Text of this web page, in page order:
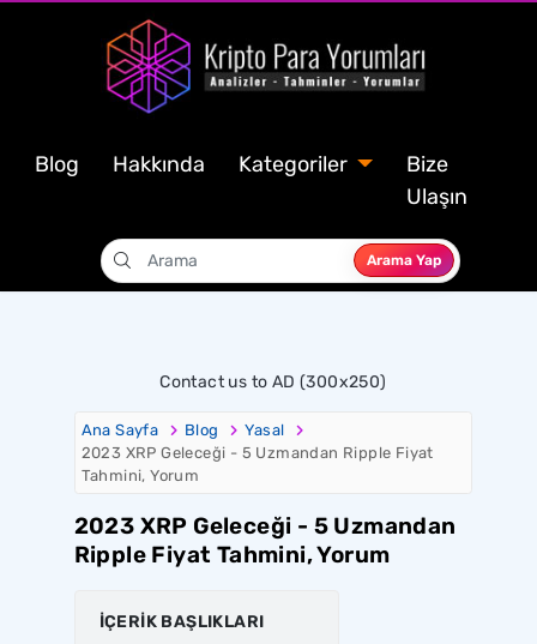
Blog Hakkında Kategoriler
Bize
Ulaşın
Arama Yap
Contact us to AD (300x250)
Ana Sayfa Blog
Yasal
2023 XRP Geleceği - 5 Uzmandan Ripple Fiyat
Tahmini, Yorum
2023 XRP Geleceği - 5 Uzmandan
Ripple Fiyat Tahmini, Yorum
İÇERİK BAŞLIKLARI